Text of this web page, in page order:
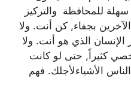
للمحافظة والتركيز
بجفاء, كن أنت. ولا
الذي هو أنت. ولا
كثيراً, حتى لو كانت
الأشياءلأجلك. فهم